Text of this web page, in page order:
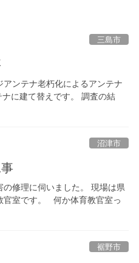
三島市
ンテナ老朽化によるアンテナ
に建て替えです。 調査の結
沼津市
修理に伺いました。 現場は県
室です。 何か体育教官室っ
裾野市